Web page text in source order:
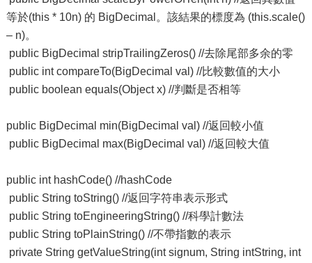
等於(this * 10n) 的 BigDecimal。該結果的標度為 (this.scale()
– n)。
public BigDecimal stripTrailingZeros() //去除尾部多余的零
public int compareTo(BigDecimal val) //比較數值的大小
public boolean equals(Object x) //判斷是否相等
public BigDecimal min(BigDecimal val) //返回較小值
public BigDecimal max(BigDecimal val) //返回較大值
public int hashCode() //hashCode
public String toString() //返回字符串表示形式
public String toEngineeringString() //科學計數法
public String toPlainString() //不帶指數的表示
private String getValueString(int signum, String intString, int